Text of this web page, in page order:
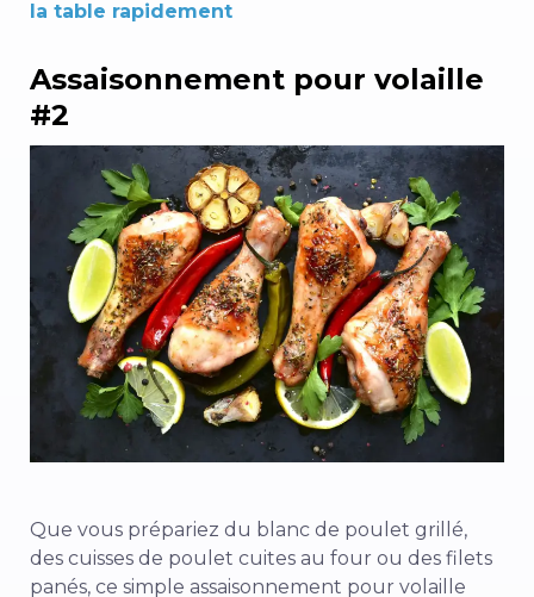
la table rapidement
Assaisonnement pour volaille
#2
Que vous prépariez du blanc de poulet grillé,
des cuisses de poulet cuites au four ou des filets
panés, ce simple assaisonnement pour volaille